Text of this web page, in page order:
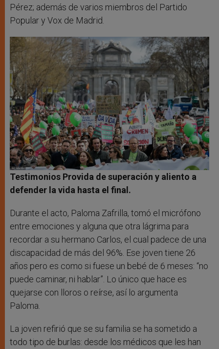
Pérez; además de varios miembros del Partido
Popular y Vox de Madrid.
Testimonios Provida de superación y aliento a
defender la vida hasta el final.
Durante el acto, Paloma Zafrilla, tomó el micrófono
entre emociones y alguna que otra lágrima para
recordar a su hermano Carlos, el cual padece de una
discapacidad de más del 96%. Ese joven tiene 26
años pero es como si fuese un bebé de 6 meses: “no
puede caminar, ni hablar”. Lo único que hace es
quejarse con lloros o reírse, así lo argumenta
Paloma.
La joven refirió que se su familia se ha sometido a
todo tipo de burlas: desde los médicos que les han